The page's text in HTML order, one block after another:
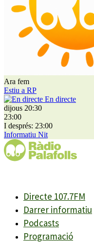
Ara fem
Estiu a RP
En directe
dijous 20:30
23:00
I després: 23:00
Informatiu Nit
Directe 107.7FM
Darrer informatiu
Podcasts
Programació